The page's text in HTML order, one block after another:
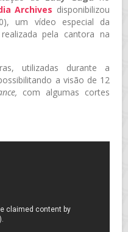
Archives disponibilizou
um vídeo especial da
pela cantora na
utilizadas durante a
a visão de 12
com algumas cortes